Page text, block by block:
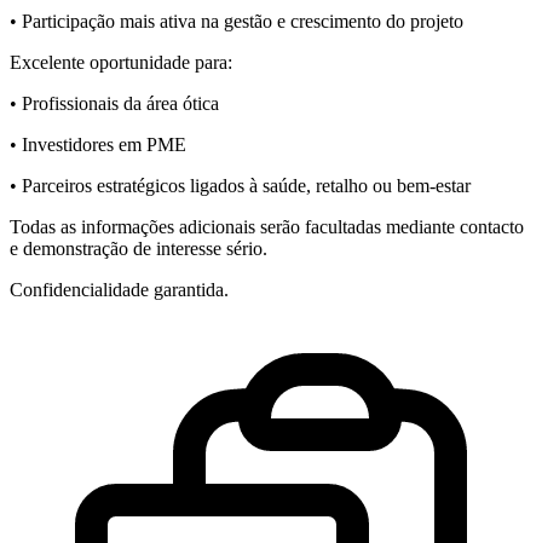
• Participação mais ativa na gestão e crescimento do projeto
Excelente oportunidade para:
• Profissionais da área ótica
• Investidores em PME
• Parceiros estratégicos ligados à saúde, retalho ou bem-estar
Todas as informações adicionais serão facultadas mediante contacto
e demonstração de interesse sério.
Confidencialidade garantida.